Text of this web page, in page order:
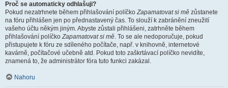
Proč se automaticky odhlašuji?
Pokud nezatrhnete během přihlašování políčkoZapamatovat si mě zůstanete
na fóru přihlášen jen po přednastavený čas. To slouží k zabránění zneužití
vašeho účtu někým jiným. Abyste zůstali přihlášeni, zatrhněte během
přihlašování políčkoZapamatovat si mě. To se ale nedoporučuje, pokud
přistupujete k fóru ze sdíleného počítače, např. v knihovně, internetové
kavárně, počítačové učebně atd. Pokud toto zaškrtávací políčko nevidíte,
znamená to, že administrátor fóra tuto funkci zakázal.
Nahoru